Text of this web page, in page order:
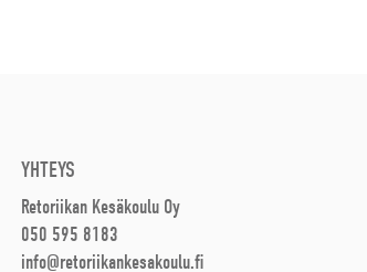
YHTEYS
Retoriikan Kesäkoulu Oy
050 595 8183
info@retoriikankesakoulu.fi